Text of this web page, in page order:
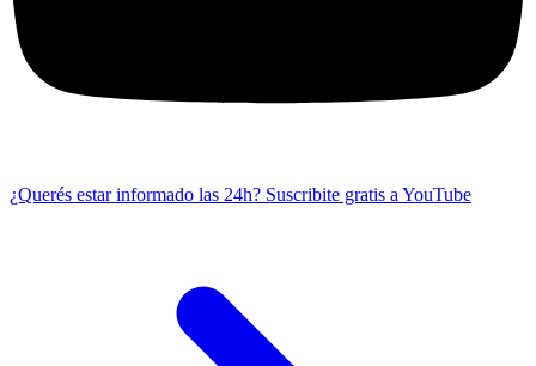
¿Querés estar informado las 24h? Suscribite gratis a YouTube